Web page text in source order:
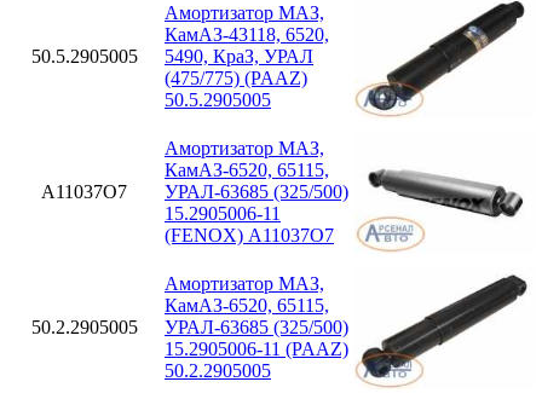
50.5.2905005
Амортизатор МАЗ,
КамАЗ-43118, 6520,
5490, КраЗ, УРАЛ
(475/775) (PAAZ)
50.5.2905005
A11037O7
Амортизатор МАЗ,
КамАЗ-6520, 65115,
УРАЛ-63685 (325/500)
15.2905006-11
(FENOX) A11037O7
50.2.2905005
Амортизатор МАЗ,
КамАЗ-6520, 65115,
УРАЛ-63685 (325/500)
15.2905006-11 (PAAZ)
50.2.2905005